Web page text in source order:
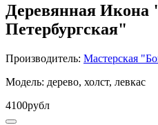
Деревянная Икона
Петербургская"
Производитель: Мастерская
Модель: дерево, холст, левкас
4100рубл